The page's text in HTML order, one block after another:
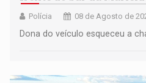
Polícia 08 de Agosto de
Dona do veículo esqueceu a